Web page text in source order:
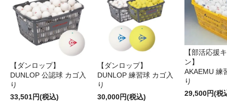
【ダンロップ】
DUNLOP 公認球 カゴ入
り
33,501円(税込)
【ダンロップ】
DUNLOP 練習球 カゴ入
り
30,000円(税込)
【部活応援
ン】
AKAEMU 練
り
29,500円(税